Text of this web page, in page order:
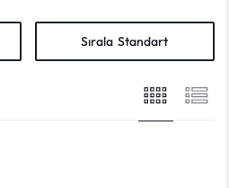
Sırala Standart